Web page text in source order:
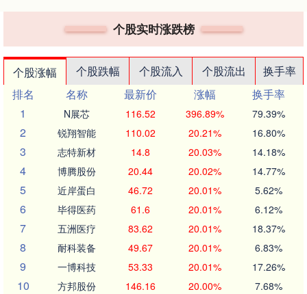
个股实时涨跌榜
个股涨幅 个股跌幅 个股流入 个股流出
换手率
排名
名称 最新价 涨幅
换手率
1
N展芯 116.52 396.89% 79.39%
2 锐翔智能 110.02 20.21% 16.80%
3 志特新材 14.8 20.03% 14.18%
4 博腾股份 20.44 20.02% 14.77%
5 近岸蛋白 46.72 20.01% 5.62%
6 毕得医药 61.6 20.01% 6.12%
7 五洲医疗 83.62 20.01% 18.37%
8 耐科装备 49.67 20.01% 6.83%
9 一博科技 53.33 20.01% 17.26%
10 方邦股份 146.16 20.00% 7.68%